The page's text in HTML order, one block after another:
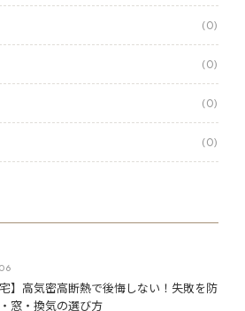
(0)
(0)
(0)
(0)
宅】高気密高断熱で後悔しない！失敗を防
窓・換気の選び方